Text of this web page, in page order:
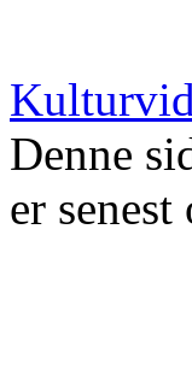
Denne
er